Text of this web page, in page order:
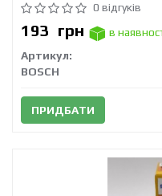
0 відгуків
193 грн
в
Артикул:
BOSCH
ПРИДБАТИ